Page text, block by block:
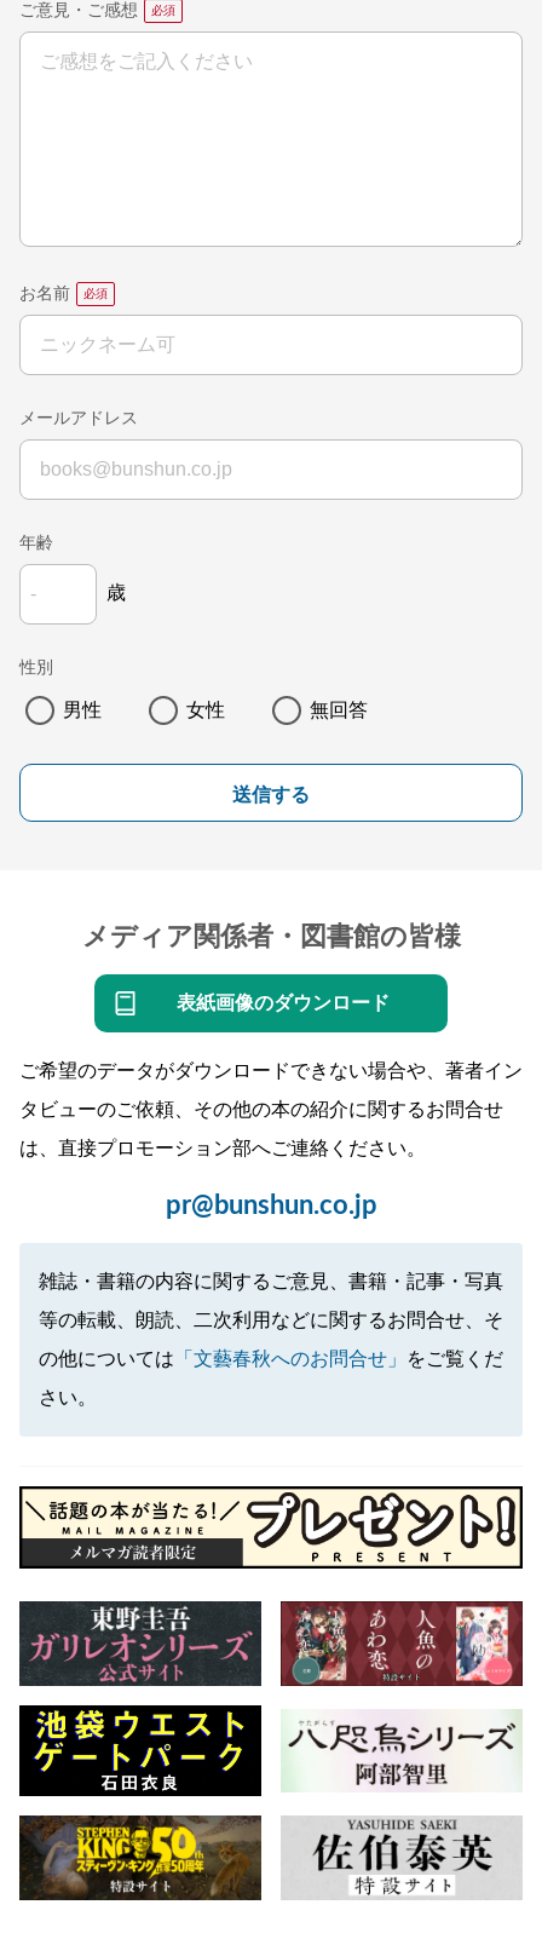
ご意見・ご感想
お名前
メールアドレス
年齢
歳
性別
男性 女性 無回答
送信する
メディア関係者・図書館の皆様
表紙画像のダウンロード
ご希望のデータがダウンロードできない場合や、著者イン
タビューのご依頼、その他の本の紹介に関するお問合せ
は、直接プロモーション部へご連絡ください。
pr@bunshun.co.jp
雑誌・書籍の内容に関するご意見、書籍・記事・写真
等の転載、朗読、二次利用などに関するお問合せ、そ
の他については 「文藝春秋へのお問合せ」
をご覧くだ
さい。